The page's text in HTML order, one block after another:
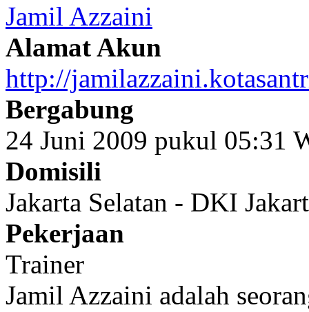
Jamil Azzaini
Alamat Akun
http://
Bergabung
24 Juni 2009 pukul 05:31
Domisili
Jakarta Selatan - DKI
Pekerjaan
Trainer
Jamil Azzaini adalah